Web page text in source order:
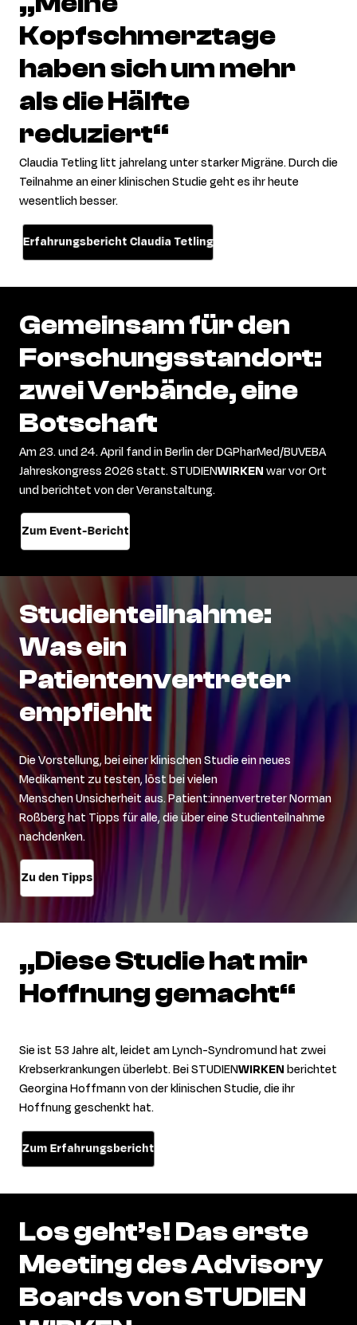
Kopfschmerztage
habensichummehr
alsdieHälfte
reduziert“
Claudia Tetling litt jahrelang unter starker Migräne. Durch die
Teilnahme an einer klinischen Studie geht es ihr heute
wesentlich besser.
Erfahrungsbericht Claudia Tetling
Gemeinsamfürden
Forschungsstandort:
zweiVerbände,eine
Botschaft
Am 23.und 24. April fand in Berlin derDGPharMed/BUVEBA
Jahreskongress 2026 statt.STUDIENWIRKENwar vor Ort
und berichtet von der Veranstaltung.
Zum Event-Bericht
Studienteilnahme:
Wasein
Patientenvertreter
empfiehlt
Die Vorstellung,bei einer klinischen Studieein neues
Medikament zu testen, löst bei vielen
MenschenUnsicherheitaus.Patient:innenvertreterNorman
Roßberg hat Tipps für alle, die über eine Studienteilnahme
nachdenken.
Zu den Tipps
„DieseStudiehatmir
Hoffnunggemacht“
Sie ist 53 Jahre alt, leidet am Lynch-Syndrom und hat zwei
Krebserkrankungen überlebt. Bei STUDIENWIRKENberichtet
Georgina Hoffmann von der klinischen Studie, die ihr
Hoffnung geschenkt hat.
Zum Erfahrungsbericht
Losgeht’s! Daserste
MeetingdesAdvisory
BoardsvonSTUDIEN